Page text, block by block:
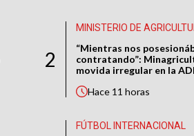
2
MINISTERIO DE
“Mientras nos
contratando”:
movida irregular en la
Hace 11 horas
FÚTBOL INTERNACIONAL